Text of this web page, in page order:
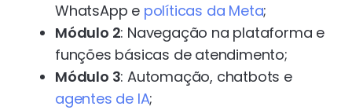
WhatsApp e políticas da Meta;
Módulo 2: Navegação na plataforma e
funções básicas de atendimento;
Módulo 3: Automação, chatbots e
agentes de IA;